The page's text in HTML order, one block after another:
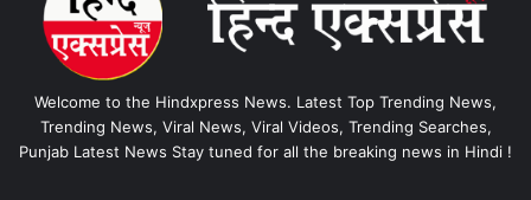
Welcome to the Hindxpress News. Latest Top Trending News,
Trending News, Viral News, Viral Videos, Trending Searches,
Punjab Latest News Stay tuned for all the breaking news in Hindi !